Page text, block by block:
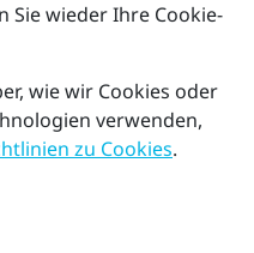
Sie wieder Ihre Cookie-
wie wir Cookies oder
verwenden,
zu Cookies.